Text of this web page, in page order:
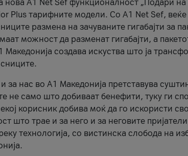
A1 Net Sef функционалност „Подари на
Plus тарифните модели. Со A1 Net Sef,
размена на зачуваните гигабајти за
можност да разменат гигабајти, а
создава искуства што ја
за нас во А1 Македонија претставува
не само што добиваат бенефити, туку ги
корисник добива моќ да го искористи
што трае и за него и за неговите
технологија, со вистинска слобода на